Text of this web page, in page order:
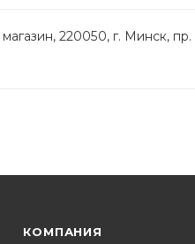
220050, г. Минск, пр.
КОМПАНИЯ